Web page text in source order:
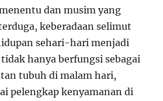
dan musim yang
keberadaan selimut
sehari-hari menjadi
hanya berfungsi sebagai
tubuh di malam hari,
pelengkap kenyamanan di